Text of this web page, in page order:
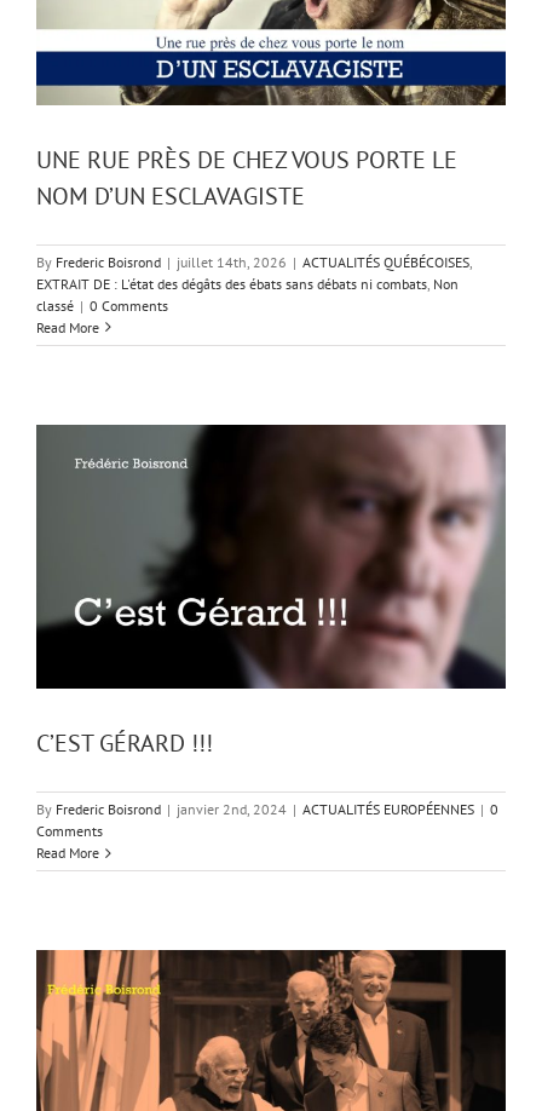
UNE RUE PRÈS DE CHEZ VOUS PORTE LE
NOM D’UN ESCLAVAGISTE
By Frederic Boisrond | juillet 14th, 2026 | ACTUALITÉS QUÉBÉCOISES
EXTRAIT DE : L'état des dégâts des ébats sans débats ni combats Non
classé | 0 Comments
Read More
C’EST GÉRARD !!!
By Frederic Boisrond | janvier 2nd, 2024 | ACTUALITÉS EUROPÉENNES | 0
Comments
Read More